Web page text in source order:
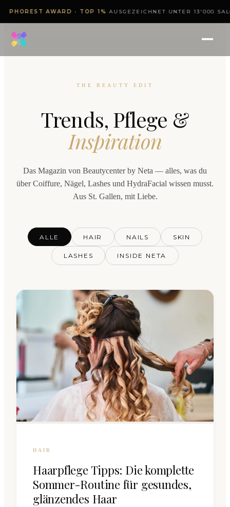
PHOREST AWARD · TOP 1%· AUSGEZEICHNET UNTER 13'000
Extensions
HydraFacial
Termin online buchen
WhatsApp +41 79 100 33 66
Mo–Fr 08:00–19:00 · Sa 08:00–17:30
Kräzernstrasse 79 · 9015 St. Gallen Winkeln
HOME/THE BEAUTY EDIT
THE BEAUTY EDIT
Trends, Pflege &
Inspiration
Das Magazin von Beautycenter by Neta — alles, was du
über Coiffure, Nägel, Lashes und HydraFacial wissen musst.
Aus St. Gallen, mit Liebe.
ALLE HAIR NAILS SKIN
LASHES INSIDE NETA
HAIR
Haarpflege Tipps: Die komplette
Sommer-Routine für gesundes,
glänzendes Haar